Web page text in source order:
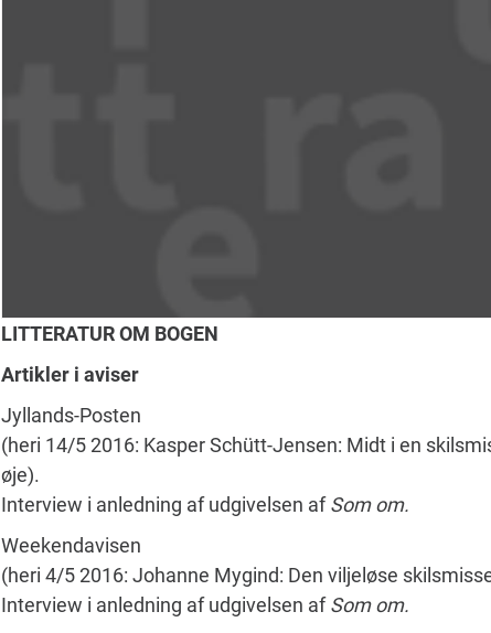
LITTERATUR OM BOGEN
Artikler i aviser
Jyllands-Posten
(heri 14/5 2016: Kasper Schütt-Jensen: Midt i en
øje).
Interview i anledning af udgivelsen afSom om.
Weekendavisen
(heri 4/5 2016: Johanne Mygind: Den viljeløse
Interview i anledning af udgivelsen afSom om.